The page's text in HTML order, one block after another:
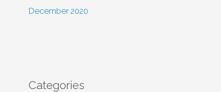
December 2020
Categories